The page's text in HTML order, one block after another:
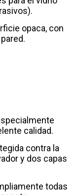
opaca, con
calidad.
contra la
y dos capas
todas